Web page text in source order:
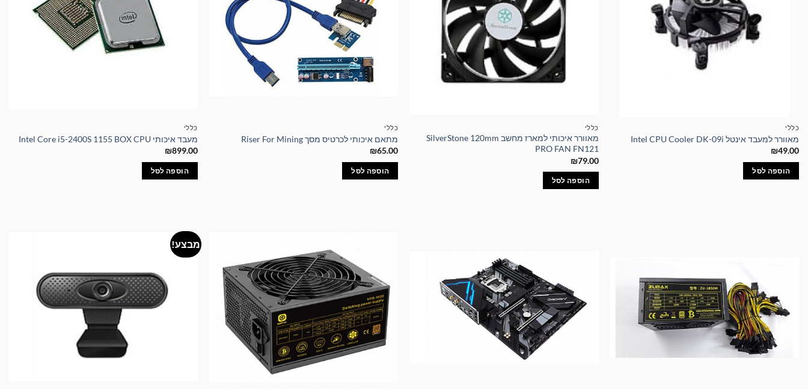
כללי
מאוורר למעבד אינטל Intel CPU Cooler DK-09i
₪49.00
הוספה לסל
כללי
מאוורר איכותי למארז מחשב SilverStone 120mm
PRO FAN FN121
₪79.00
הוספה לסל
כללי
מתאם איכותי לכרטיס מסך Riser For Mining
₪65.00
הוספה לסל
כללי
מעבד איכותי Intel Core i5-2400S 1155 BOX CPU
₪899.00
הוספה לסל
מבצע!